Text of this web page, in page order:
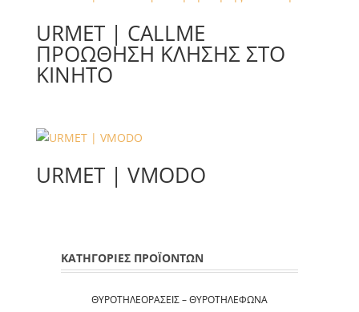
URMET | CALLME
ΠΡΟΏΘΗΣΗ ΚΛΉΣΗΣ ΣΤΟ
ΚΙΝΗΤΌ
URMET | VMODO
ΚΑΤΗΓΟΡΙΕΣ ΠΡΟΪΟΝΤΩΝ
ΘΥΡΟΤΗΛΕΟΡΆΣΕΙΣ – ΘΥΡΟΤΗΛΈΦΩΝΑ